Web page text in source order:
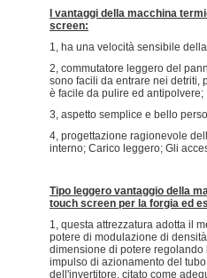
I vantaggi della macchina
screen:
1, ha una velocità sensibile
2, commutatore leggero del
sono facili da entrare nei detriti,
è facile da pulire ed antipolvere;
3, aspetto semplice e bello
4, progettazione ragionevole
interno; Carico leggero; Gli
Tipo leggero vantaggio della
touch screen per la forgia ed
1, questa attrezzatura adotta il
potere di modulazione di
dimensione di potere
impulso di azionamento del
dell'invertitore, citato come